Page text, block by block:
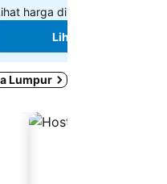
harga di
Lihat harga
Lumpur